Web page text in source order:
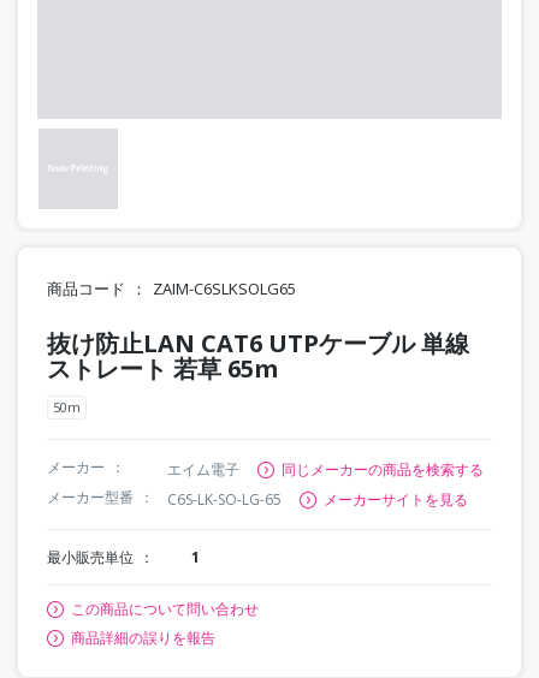
商品コード ZAIM-C6SLKSOLG65
抜け防止LAN CAT6 UTPケーブル 単線
ストレート 若草 65m
50m
メーカー エイム電子
同じメーカーの商品を検索する
メーカー型番
C6S-LK-SO-LG-65 メーカーサイトを見る
最小販売単位 1
この商品について問い合わせ
商品詳細の誤りを報告